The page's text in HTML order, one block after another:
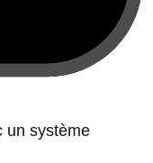
un système